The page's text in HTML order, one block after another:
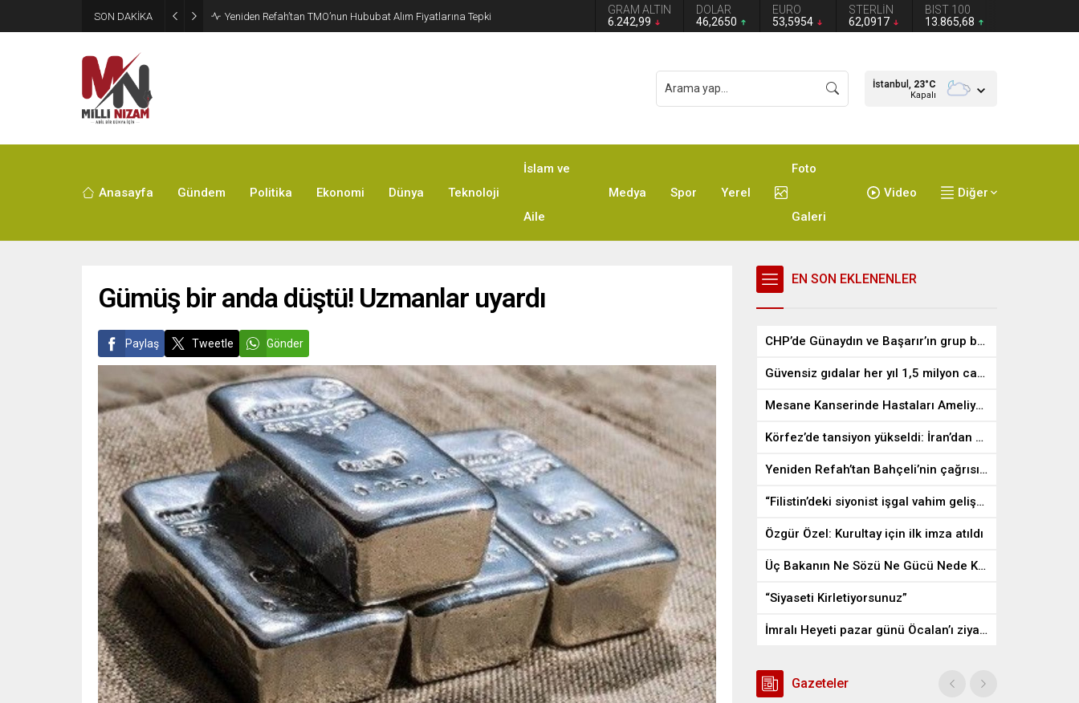
SON DAKİKA CHP’de Günaydın ve Başarır’ın grup başkanvekilliği düştü
GRAM ALTIN
6.242,99
DOLAR
46,2650
EURO
53,5954
STERLİN
62,0917
BIST 100
13.865,68
İstanbul, 23°C
Kapalı
Anasayfa Gündem Politika Ekonomi Dünya Teknoloji
İslam ve
Aile
Medya Spor Yerel
Foto
Galeri
Video Diğer
Gümüş bir anda düştü! Uzmanlar uyardı
Paylaş Tweetle Gönder
EN SON EKLENENLER
CHP’de Günaydın ve Başarır’ın grup başkanvekilliği düştü
Güvensiz gıdalar her yıl 1,5 milyon can alıyor
Mesane Kanserinde Hastaları Ameliyattan Kurtaran İlaç
Körfez’de tansiyon yükseldi: İran’dan ABD üslerine misilleme
Yeniden Refah’tan Bahçeli’nin çağrısına destek
“Filistin’deki siyonist işgal vahim gelişmelere gebe”
Özgür Özel: Kurultay için ilk imza atıldı
Üç Bakanın Ne Sözü Ne Gücü Nede Kudreti Yetmedi
“Siyaseti Kirletiyorsunuz”
İmralı Heyeti pazar günü Öcalan’ı ziyaret edecek
Gazeteler